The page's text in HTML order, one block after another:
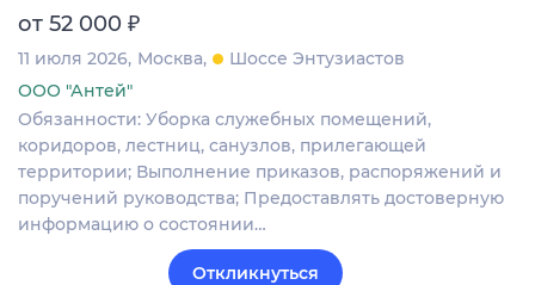
от 52 000 ₽
11 июля 2026 Москва
Шоссе Энтузиастов
ООО "Антей"
Обязанности: Уборка служебных помещений,
коридоров, лестниц, санузлов, прилегающей
территории; Выполнение приказов, распоряжений и
поручений руководства; Предоставлять достоверную
информацию о состоянии…
Откликнуться